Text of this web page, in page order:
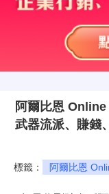
阿爾比恩 Online
武器流派、賺錢
標籤： 阿爾比恩